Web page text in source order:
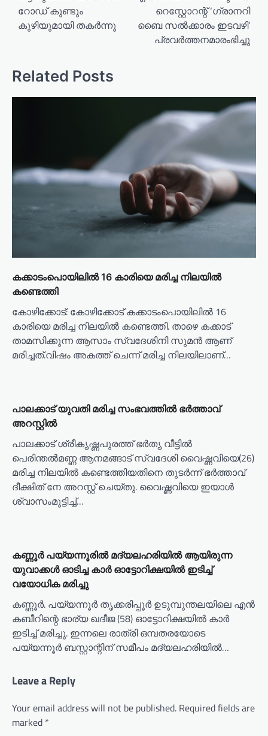
v
i
i
o
റോഡ് കുണ്ടും
കുഴിയുമായി തകര്‍ന്നു
റെസ്റ്റോറന്റ് ‘ഗ്രാനറി
ബൈ സൽക്കാരം ഇടവഴി’
പ്രവർത്തനമാരംഭിച്ചു
Related Posts
കക്കാടംപൊയിലിൽ 16 കാരിയെ മരിച്ച നിലയിൽ
കണ്ടെത്തി
കോഴിക്കോട്: കോഴിക്കോട് കക്കാടംപൊയിലിൽ 16
കാരിയെ മരിച്ച നിലയിൽ കണ്ടെത്തി. താഴെ കക്കാട്
താമസിക്കുന്ന ആസാം സ്വദേശിനി സുമൻ ആണ്
മരിച്ചത്.വിഷം അകത്ത് ചെന്ന് മരിച്ച നിലയിലാണ്…
പാലക്കാട് യുവതി മരിച്ച സംഭവത്തിൽ ഭർത്താവ്
അറസ്റ്റിൽ
പാലക്കാട് ശ്രീകൃഷ്ണപുരത്ത് ഭർതൃ വീട്ടിൽ
പെരിന്തൽമണ്ണ ആനമങ്ങാട് സ്വദേശി വൈഷ്ണവിയെ(26)
മരിച്ച നിലയിൽ കണ്ടെത്തിയതിനെ തുടർന്ന് ഭർത്താവ്
ദീക്ഷിത് നേ അറസ്റ്റ് ചെയ്തു. വൈഷ്ണവിയെ ഇയാൾ
ശ്വാസംമുട്ടിച്ച്…
കണ്ണൂർ പയ്യന്നൂരിൽ മദ്യലഹരിയിൽ ആയിരുന്ന
യുവാക്കൾ ഓടിച്ച കാർ ഓട്ടോറിക്ഷയിൽ ഇടിച്ച്
വയോധിക മരിച്ചു
കണ്ണൂർ. പയ്യന്നൂർ തൃക്കരിപ്പൂർ ഉടുമ്പുന്തലയിലെ എൻ
കബീറിന്റെ ഭാര്യ ഖദീജ (58) ഓട്ടോറിക്ഷയിൽ കാർ
ഇടിച്ച് മരിച്ചു. ഇന്നലെ രാത്രി ഒമ്പതരയോടെ
പയ്യന്നൂർ ബസ്റ്റാന്റിന് സമീപം മദ്യലഹരിയിൽ…
Leave a Reply
Your email address will not be published. Required fields are
marked *